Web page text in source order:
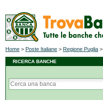
Home > Poste Italiane > Regione Puglia >
RICERCA BANCHE